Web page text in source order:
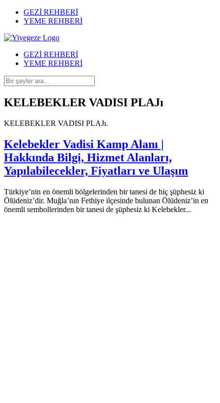
GEZİ REHBERİ
YEME REHBERİ
GEZİ REHBERİ
YEME REHBERİ
KELEBEKLER VADISI PLAJı
KELEBEKLER VADISI PLAJı.
Kelebekler Vadisi Kamp Alanı |
Hakkında Bilgi, Hizmet Alanları,
Yapılabilecekler, Fiyatları ve Ulaşım
Türkiye’nin en önemli bölgelerinden bir tanesi de hiç şüphesiz ki
Ölüdeniz’dir. Muğla’nın Fethiye ilçesinde bulunan Ölüdeniz’in en
önemli sembollerinden bir tanesi de şüphesiz ki Kelebekler...